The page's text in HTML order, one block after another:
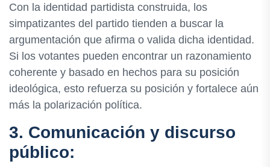
Con la identidad partidista construida, los
simpatizantes del partido tienden a buscar la
argumentación que afirma o valida dicha identidad.
Si los votantes pueden encontrar un razonamiento
coherente y basado en hechos para su posición
ideológica, esto refuerza su posición y fortalece aún
más la polarización política.
3. Comunicación y discurso
público: